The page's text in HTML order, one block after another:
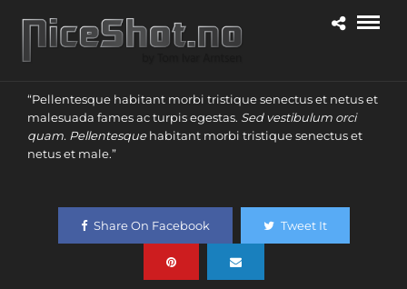
“Pellentesque habitant morbi tristique senectus et netus et
malesuada fames ac turpis egestas. Sed vestibulum orci
quam. Pellentesquehabitant morbi tristique senectus et
netus et male.”
Share On Facebook Tweet It